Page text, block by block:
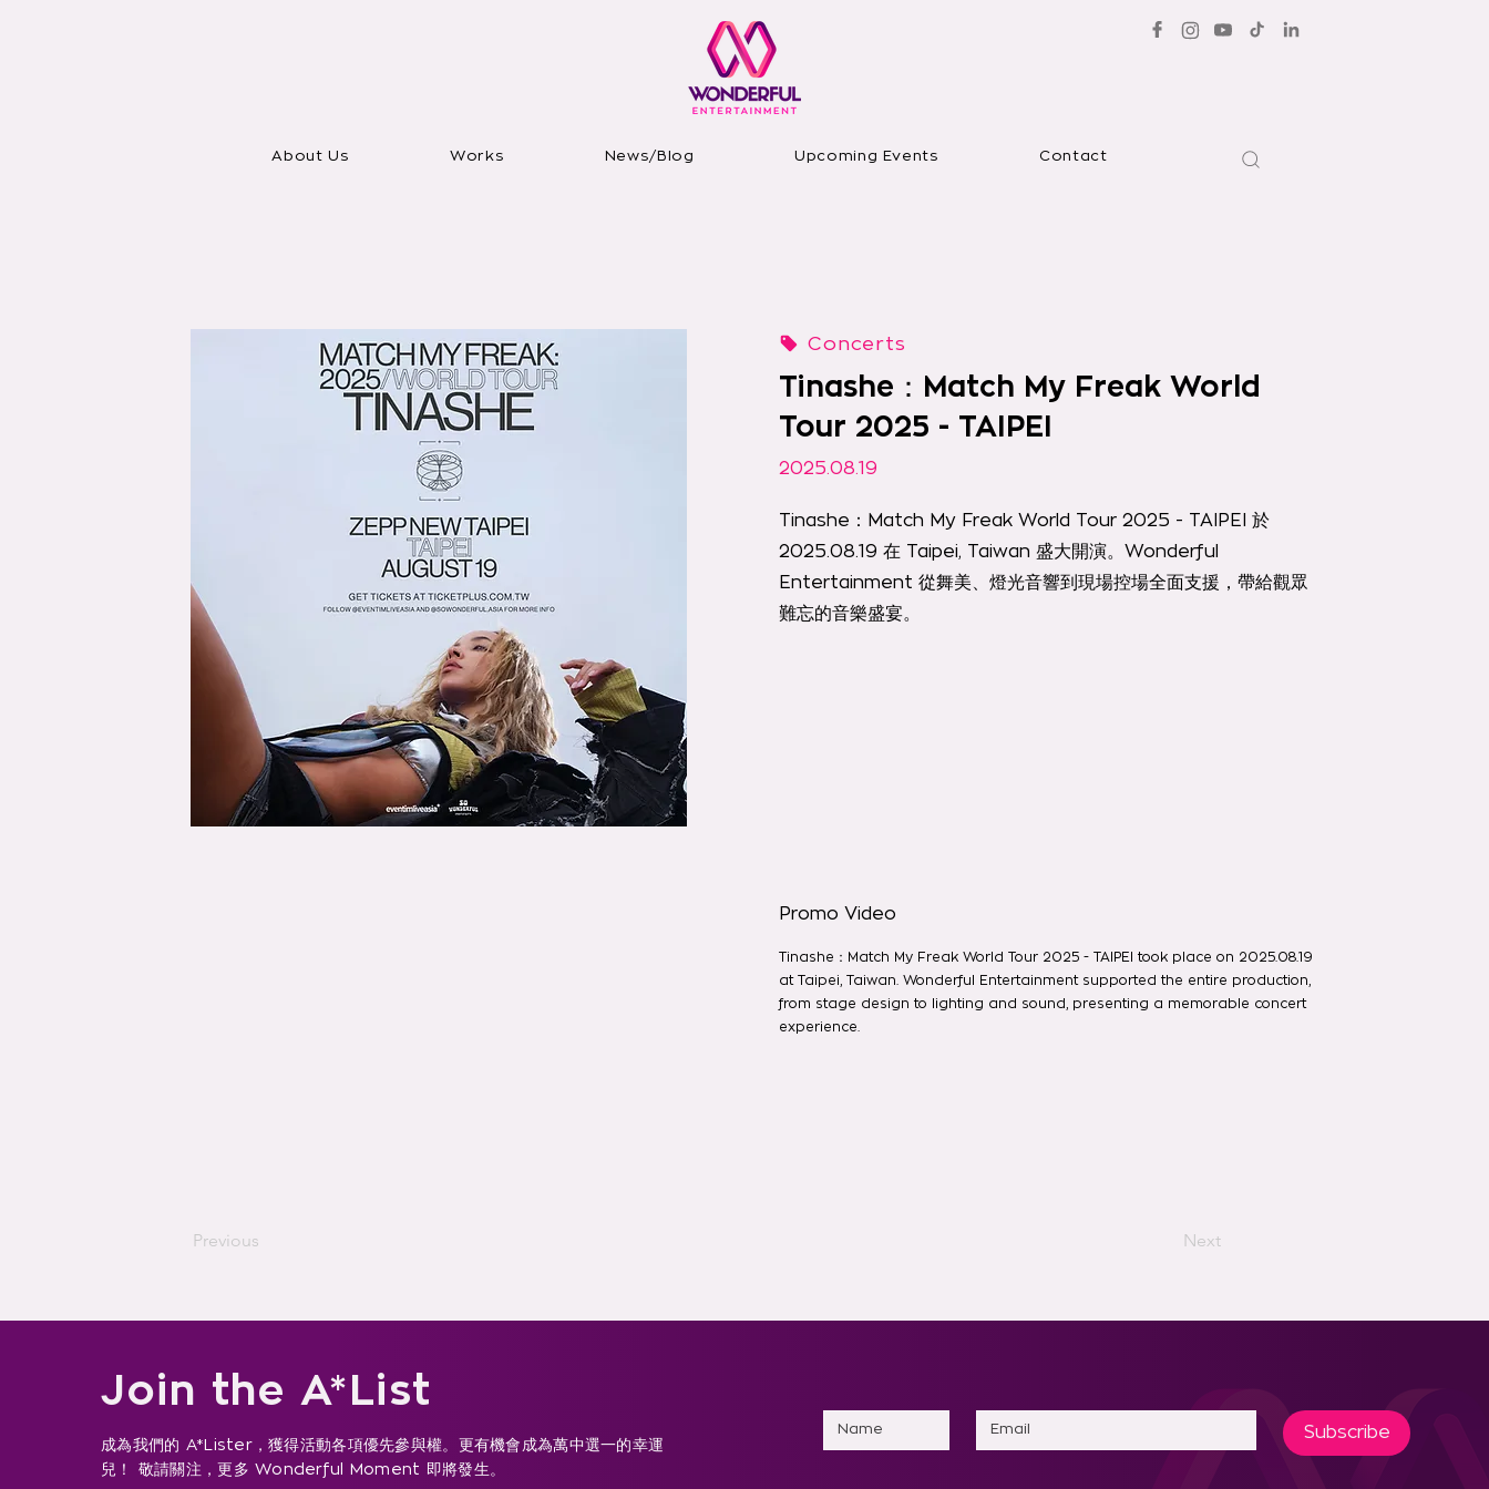
About Us Works News/Blog Upcoming Events Contact
Concerts
Tinashe：Match My Freak World
Tour 2025 - TAIPEI
2025.08.19
Tinashe：Match My Freak World Tour 2025 - TAIPEI 於
2025.08.19 在 Taipei, Taiwan 盛大開演。Wonderful
Entertainment 從舞美、燈光音響到現場控場全面支援，帶給觀眾
難忘的音樂盛宴。
Promo Video
Tinashe：Match My Freak World Tour 2025 - TAIPEI took place on 2025.08.19
at Taipei, Taiwan. Wonderful Entertainment supported the entire production,
from stage design to lighting and sound, presenting a memorable concert
experience.
Previous Next
Join the A*List
成為我們的 A*Lister，獲得活動各項優先參與權。更有機會成為萬中選一的幸運
兒！ 敬請關注，更多 Wonderful Moment 即將發生。
Subscribe